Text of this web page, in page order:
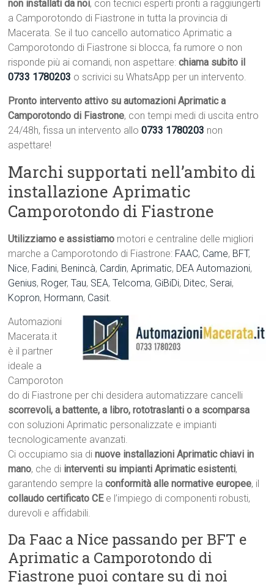
non installati da noi, con tecnici esperti pronti a raggiungerti
a Camporotondo di Fiastrone in tutta la provincia di
Macerata. Se il tuo cancello automatico Aprimatic a
Camporotondo di Fiastrone si blocca, fa rumore o non
risponde più ai comandi, non aspettare:chiama subito il
0733 1780203 o scrivici su WhatsApp per un intervento.
Pronto intervento attivo su automazioni Aprimatic a
Camporotondo di Fiastrone, con tempi medi di uscita entro
24/48h, fissa un intervento allo0733 1780203 non
aspettare!
Marchi supportati nell’ambito di
installazione Aprimatic
Camporotondo di Fiastrone
Utilizziamo e assistiamo motori e centraline delle migliori
marche a Camporotondo di Fiastrone: FAAC, Came, BFT,
Nice, Fadini, Benincà, Cardin,Aprimatic, DEA Automazioni,
Genius, Roger,Tau, SEA,Telcoma, GiBiDi, Ditec, Serai,
Kopron, Hormann, Casit.
Automazioni
Macerata.it
è il partner
ideale a
Camporoton
do di Fiastrone per chi desidera automatizzare cancelli
scorrevoli, a battente, a libro, rototraslanti o a scomparsa
con soluzioni Aprimatic personalizzate e impianti
tecnologicamente avanzati.
Ci occupiamo sia dinuove installazioni Aprimatic chiavi in
mano, che di interventi su impianti Aprimatic esistenti,
garantendo sempre laconformità alle normative europee, il
collaudo certificato CEe l’impiego di componenti robusti,
durevoli e affidabili.
Da Faac a Nice passando per BFT e
Aprimatic a Camporotondo di
Fiastrone puoi contare su di noi